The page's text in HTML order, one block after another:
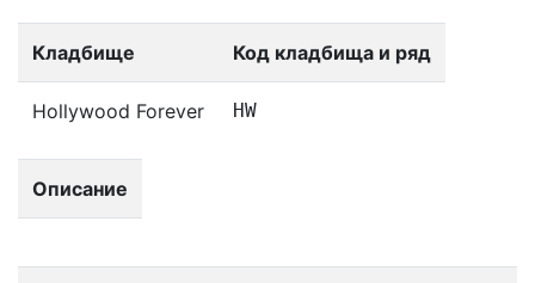
Кладбище Код кладбища и ряд
Hollywood Forever HW
Описание